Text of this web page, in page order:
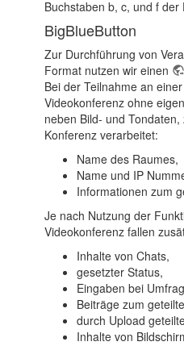
Buchstaben b, c, und f der
BigBlueButton
Zur Durchführung von
Format nutzen wir einen
Bei der Teilnahme an
Videokonferenz ohne
neben Bild- und
Konferenz verarbeitet:
Name des Raumes,
Name und IP
Informationen zum
Je nach Nutzung der
Videokonferenz fallen
Inhalte von Chats,
gesetzter Status,
Eingaben bei
Beiträge zum
durch Upload
Inhalte von